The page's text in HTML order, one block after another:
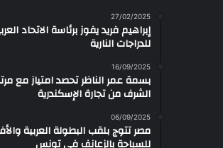
27/02/2025
إبراهيم فريد يفوز برئاسة الاتحاد
للدراجات النارية
16/09/2025
بسمة عمر الناظر تحصد امتياز مع
الشرف من تجارة الإسكندرية
06/09/2025
مصر تتوج بلقب البطولة العربية